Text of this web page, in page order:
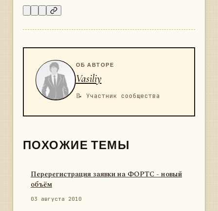
ОБ АВТОРЕ
Vasiliy
📝 Участник сообщества
ПОХОЖИЕ ТЕМЫ
Перерегистрация заявки на ФОРТС - новый
объём
03 августа 2010